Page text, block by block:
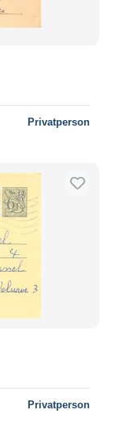
Privatperson
Privatperson